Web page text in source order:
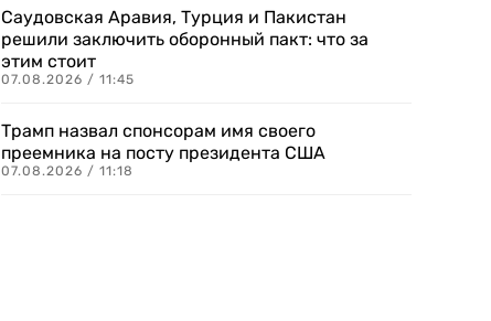
Саудовская Аравия, Турция и Пакистан
решили заключить оборонный пакт: что за
этим стоит
07.08.2026 / 11:45
Трамп назвал спонсорам имя своего
преемника на посту президента США
07.08.2026 / 11:18